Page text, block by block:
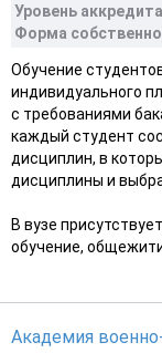
Уровень
Форма
Обучение
индивидуального
с требованиями
каждый студент
дисциплин, в
дисциплины и
В вузе
обучение,
Академия